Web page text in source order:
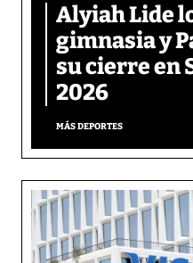
Alyiah Lide
gimnasia y
su cierre en
2026
MÁS DEPORTES